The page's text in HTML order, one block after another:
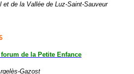
et de la Vallée de Luz-Saint-Sauveur
forum de la Petite Enfance
Gazost